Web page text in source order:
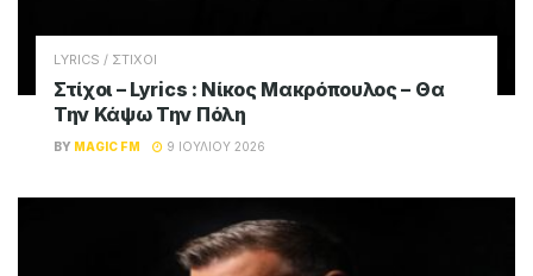
LYRICS / ΣΤΙΧΟΙ
Στίχοι – Lyrics : Νίκος Μακρόπουλος – Θα
Την Κάψω Την Πόλη
BY MAGIC FM 9 ΙΟΥΛΊΟΥ 2026